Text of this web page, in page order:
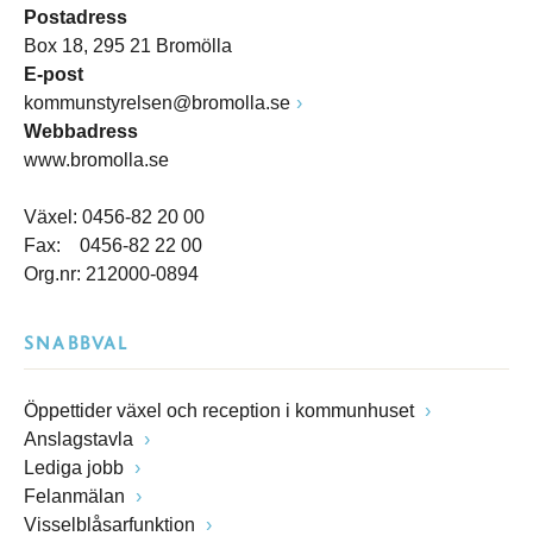
Postadress
Box 18, 295 21 Bromölla
E-post
kommunstyrelsen@bromolla.se
Webbadress
www.bromolla.se
Växel: 0456-82 20 00
Fax: 0456-82 22 00
Org.nr: 212000-0894
SNABBVAL
Öppettider växel och reception i kommunhuset
Anslagstavla
Lediga jobb
Felanmälan
Visselblåsarfunktion